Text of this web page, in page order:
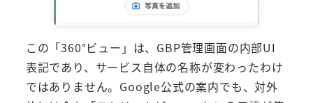
この「360°ビュー」は、GBP管理画面の内部UI
表記であり、サービス自体の名称が変わったわけ
ではありません。Google公式の案内でも、対外